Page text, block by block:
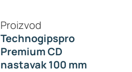
Proizvod
Technogipspro
Premium CD
nastavak 100 mm